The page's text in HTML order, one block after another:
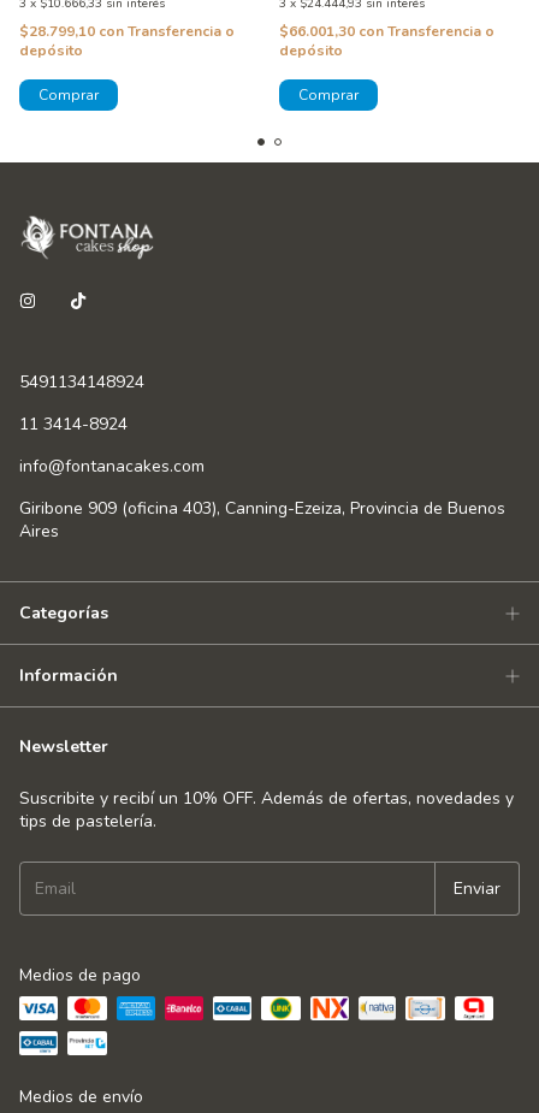
3 x $10.666,33 sin interés
$28.799,10 conTransferencia o
depósito
3 x $24.444,93 sin interés
$66.001,30 conTransferencia o
depósito
5491134148924
11 3414-8924
info@fontanacakes.com
Giribone 909 (oficina 403), Canning-Ezeiza, Provincia de Buenos
Aires
Categorías
Información
Newsletter
Suscribite y recibí un 10% OFF. Además de ofertas, novedades y
tips de pastelería.
Medios de pago
Medios de envío